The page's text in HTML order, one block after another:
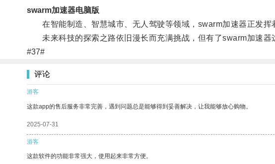
swarm加速器电脑版
在智能制造、智慧城市、无人驾驶等领域，swarm加速器正发挥
未来科技的探索之路依旧漫长而充满挑战，但有了swarm加速器
#37#
评论
游客
这款app的售后服务非常完善，遇到问题总是能够得到妥善解决，让我能够放心购物。
2025-07-31
游客
这款软件的功能非常强大，使用起来非常方便。